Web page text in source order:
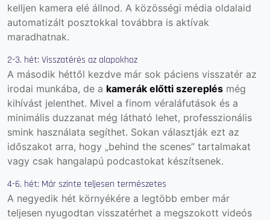
kelljen kamera elé állnod. A közösségi média oldalaid
automatizált posztokkal továbbra is aktívak
maradhatnak.
2-3. hét: Visszatérés az alapokhoz
A második héttől kezdve már sok páciens visszatér az
irodai munkába, de a kamerák előtti szereplés még
kihívást jelenthet. Mivel a finom véraláfutások és a
minimális duzzanat még látható lehet, professzionális
smink használata segíthet. Sokan választják ezt az
időszakot arra, hogy „behind the scenes” tartalmakat
vagy csak hangalapú podcastokat készítsenek.
4-6. hét: Már szinte teljesen természetes
A negyedik hét környékére a legtöbb ember már
teljesen nyugodtan visszatérhet a megszokott videós